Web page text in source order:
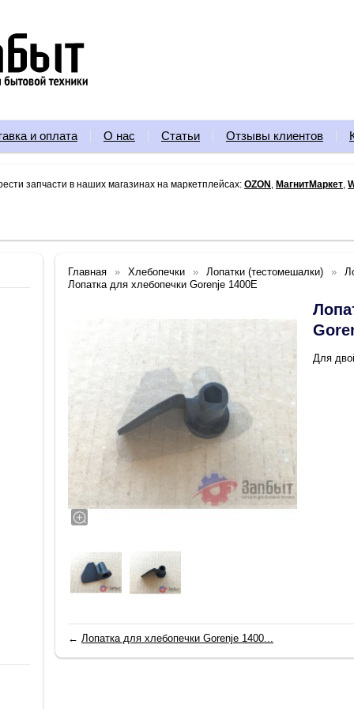
и оплата О нас Статьи Отзывы клиентов
запчасти в наших магазинах на маркетплейсах: OZON МагнитМаркет
Главная Хлебопечки Лопатки (тестомешалки)
Лопатка для хлебопечки Gorenje 1400E
Для
← Лопатка для хлебопечки Gorenje 1400...